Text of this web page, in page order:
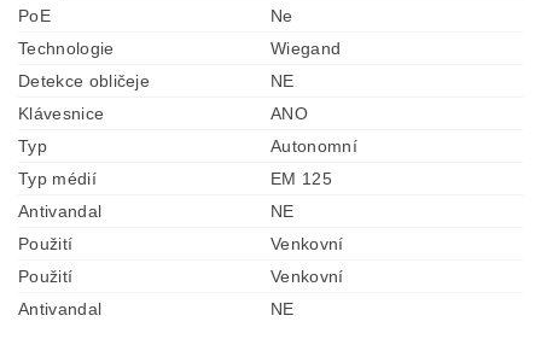
PoE
Ne
Technologie
Wiegand
Detekce obličeje
NE
Klávesnice
ANO
Typ
Autonomní
Typ médií
EM 125
Antivandal
NE
Použití
Venkovní
Použití
Venkovní
Antivandal
NE